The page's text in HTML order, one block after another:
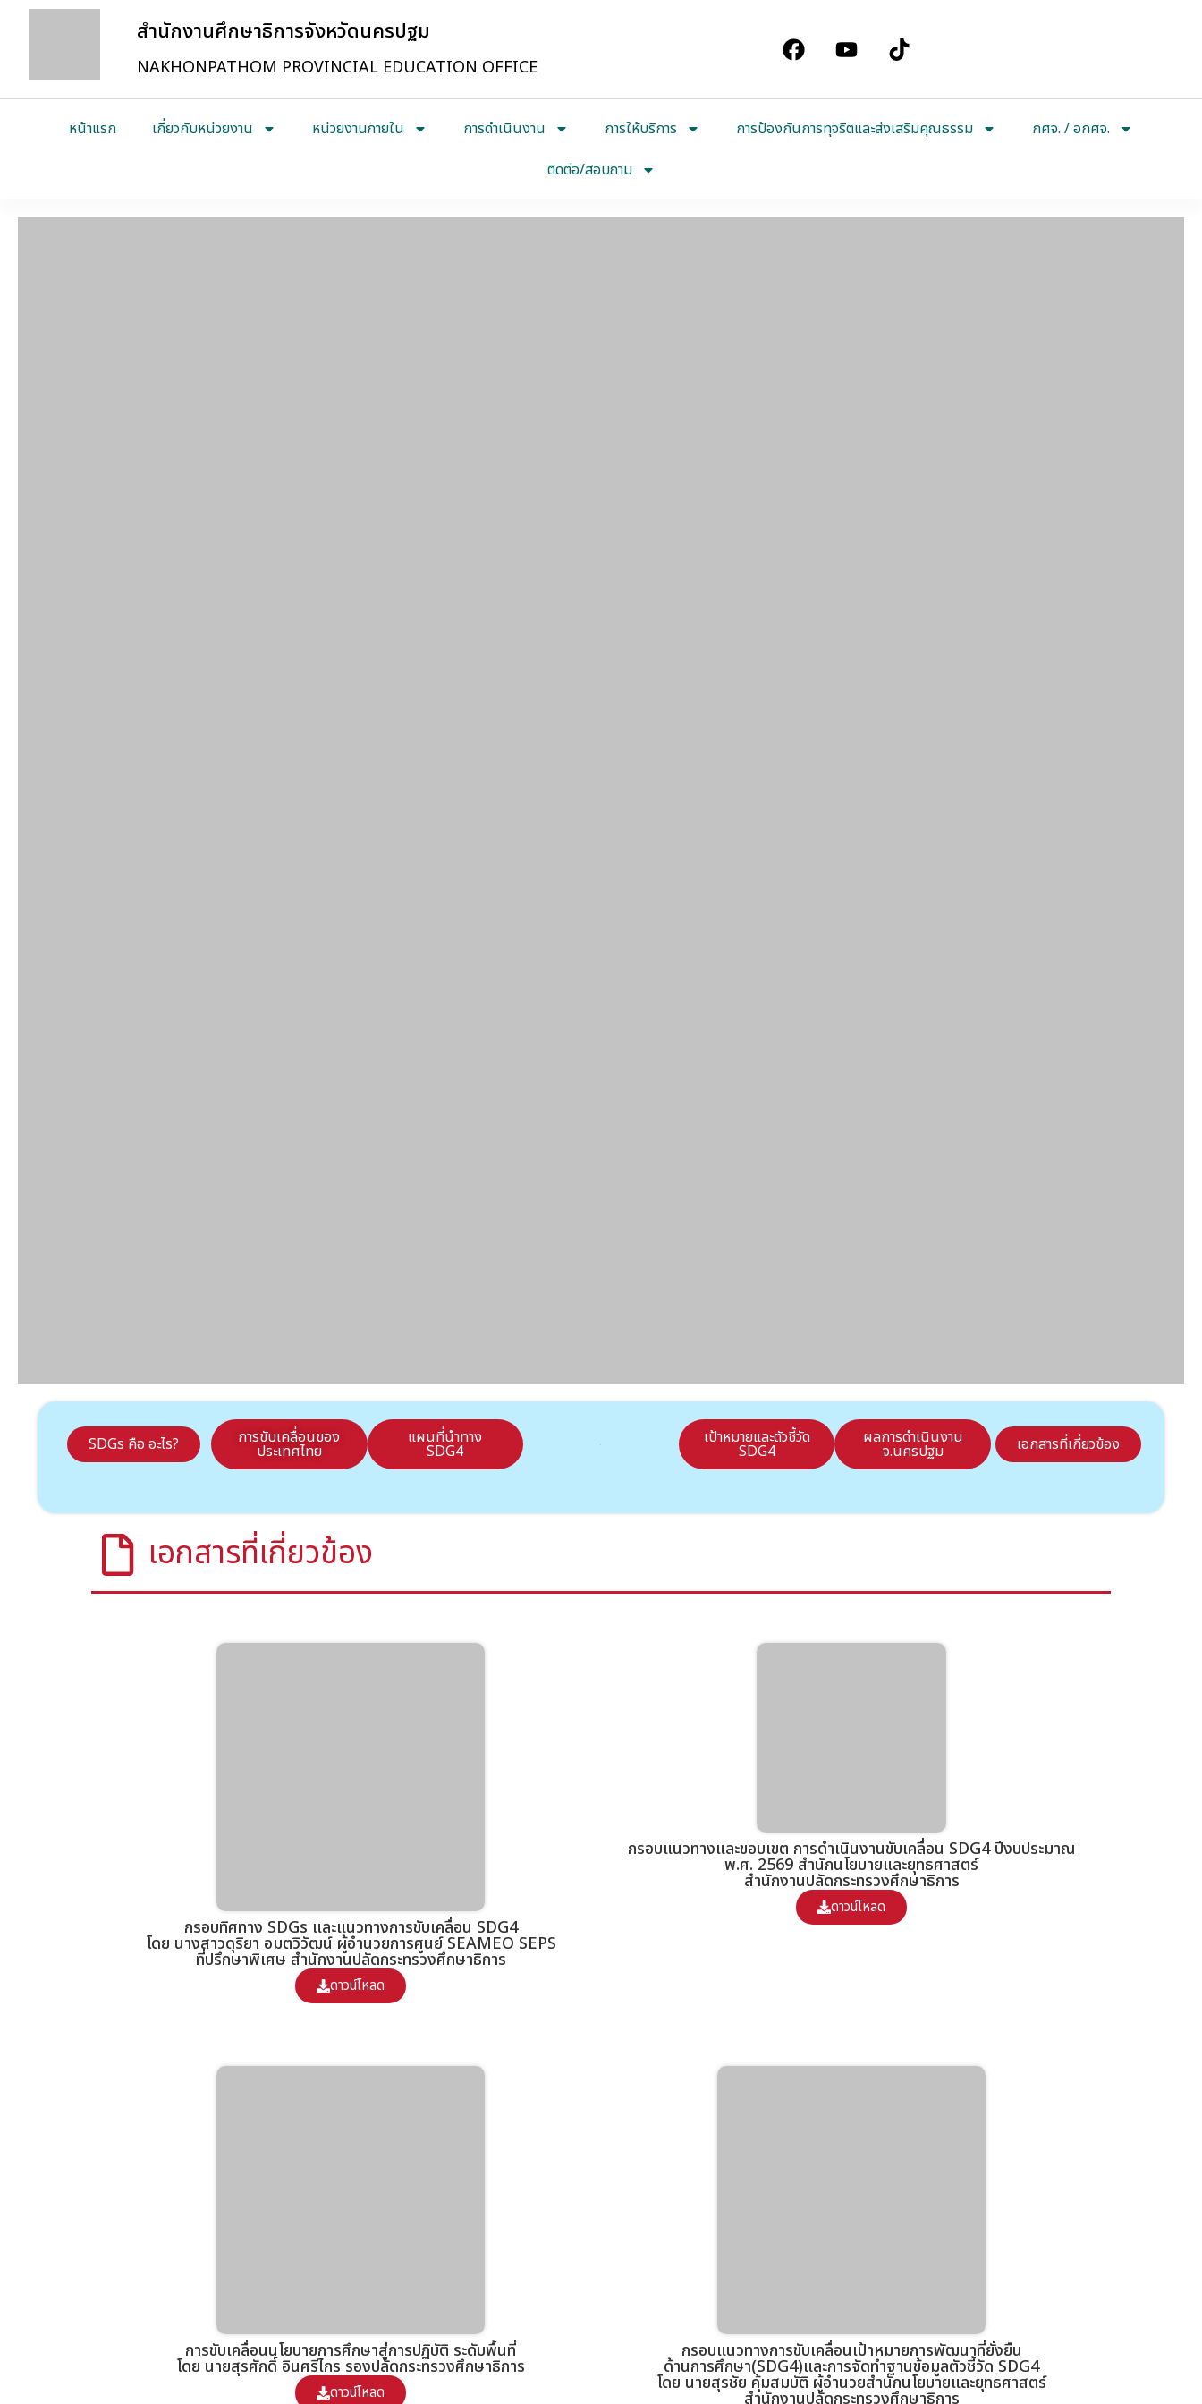
สำนักงานศึกษาธิการจังหวัดนครปฐม
NAKHONPATHOM PROVINCIAL EDUCATION OFFICE
หน้าแรก เกี่ยวกับหน่วยงาน หน่วยงานภายใน การดำเนินงาน การให้บริการ การป้องกันการทุจริตและส่งเสริมคุณธรรม
กศจ. / อกศจ.
ติดต่อ/สอบถาม
SDGs คือ อะไร? การขับเคลื่อนของ
ประเทศไทย
แผนที่นำทาง
SDG4
เป้าหมายและตัวชี้วัด
SDG4
ผลการดำเนินงาน
จ.นครปฐม เอกสารที่เกี่ยวข้อง
เอกสารที่เกี่ยวข้อง
กรอบทิศทาง SDGs และแนวทางการขับเคลื่อน SDG4
โดย นางสาวดุริยา อมตวิวัฒน์ ผู้อำนวยการศูนย์ SEAMEO SEPS
ที่ปรึกษาพิเศษ สำนักงานปลัดกระทรวงศึกษาธิการ
ดาวน์โหลด
กรอบแนวทางและขอบเขต การดำเนินงานขับเคลื่อน SDG4 ปีงบประมาณ
พ.ศ. 2569 สำนักนโยบายและยุทธศาสตร์
สำนักงานปลัดกระทรวงศึกษาธิการ
ดาวน์โหลด
การขับเคลื่อนนโยบายการศึกษาสู่การปฏิบัติ ระดับพื้นที่
โดย นายสุรศักดิ์ อินศรีไกร รองปลัดกระทรวงศึกษาธิการ
ดาวน์โหลด
กรอบแนวทางการขับเคลื่อนเป้าหมายการพัฒนาที่ยั่งยืน
ด้านการศึกษา(SDG4)และการจัดทำฐานข้อมูลตัวชี้วัด SDG4
โดย นายสุรชัย คุ้มสมบัติ ผู้อำนวยสำนักนโยบายและยุทธศาสตร์
สำนักงานปลัดกระทรวงศึกษาธิการ